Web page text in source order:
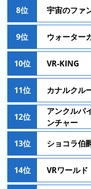
ラ
ン
ン
グ
の
ラ
ン
キ
ン
去
年
8位 宇宙のファ
9位 ウォーター
10位 VR-KING
11位 カナルクル
12位
アンクルパ
ンチャー
13位 ショコラ伯
14位 VRワールド